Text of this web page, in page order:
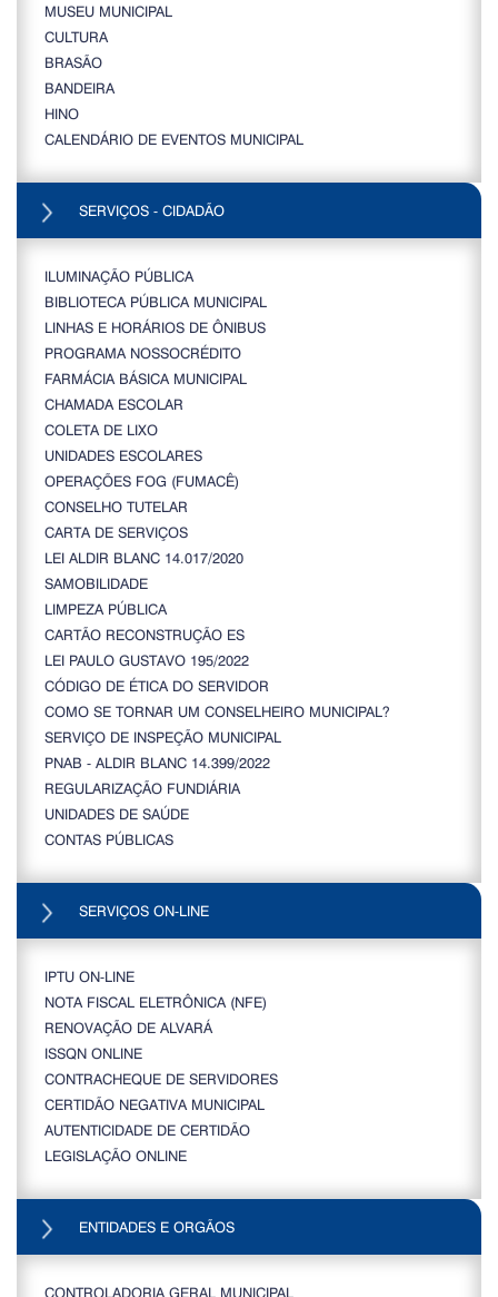
MUSEU MUNICIPAL
CULTURA
BRASÃO
BANDEIRA
HINO
CALENDÁRIO DE EVENTOS MUNICIPAL
SERVIÇOS - CIDADÃO
ILUMINAÇÃO PÚBLICA
BIBLIOTECA PÚBLICA MUNICIPAL
LINHAS E HORÁRIOS DE ÔNIBUS
PROGRAMA NOSSOCRÉDITO
FARMÁCIA BÁSICA MUNICIPAL
CHAMADA ESCOLAR
COLETA DE LIXO
UNIDADES ESCOLARES
OPERAÇÕES FOG (FUMACÊ)
CONSELHO TUTELAR
CARTA DE SERVIÇOS
LEI ALDIR BLANC 14.017/2020
SAMOBILIDADE
LIMPEZA PÚBLICA
CARTÃO RECONSTRUÇÃO ES
LEI PAULO GUSTAVO 195/2022
CÓDIGO DE ÉTICA DO SERVIDOR
COMO SE TORNAR UM CONSELHEIRO MUNICIPAL?
SERVIÇO DE INSPEÇÃO MUNICIPAL
PNAB - ALDIR BLANC 14.399/2022
REGULARIZAÇÃO FUNDIÁRIA
UNIDADES DE SAÚDE
CONTAS PÚBLICAS
SERVIÇOS ON-LINE
IPTU ON-LINE
NOTA FISCAL ELETRÔNICA (NFE)
RENOVAÇÃO DE ALVARÁ
ISSQN ONLINE
CONTRACHEQUE DE SERVIDORES
CERTIDÃO NEGATIVA MUNICIPAL
AUTENTICIDADE DE CERTIDÃO
LEGISLAÇÃO ONLINE
ENTIDADES E ORGÃOS
CONTROLADORIA GERAL MUNICIPAL